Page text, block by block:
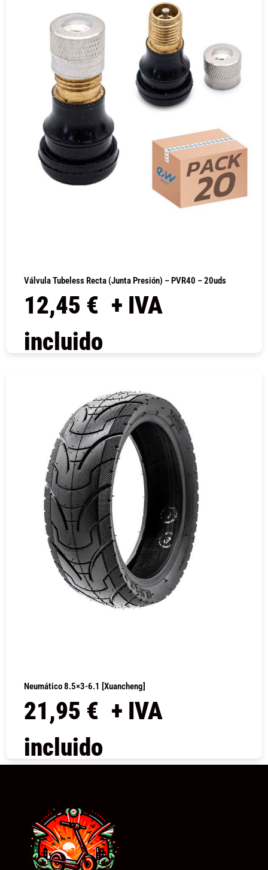
Válvula Tubeless Recta (junta Presión) – PVR40 – 20uds
12,45 € + IVA
incluido
Neumático 8.5×3-6.1 [Xuancheng]
21,95 € + IVA
incluido